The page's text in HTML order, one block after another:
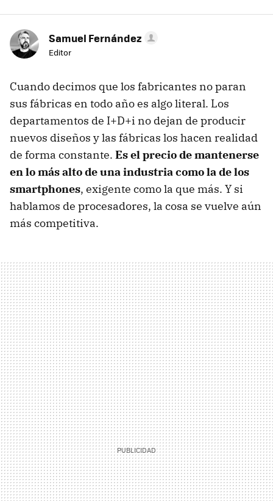
Samuel Fernández
Editor
Cuando decimos que los fabricantes no paran
sus fábricas en todo año es algo literal. Los
departamentos de I+D+i no dejan de producir
nuevos diseños y las fábricas los hacen realidad
de forma constante. Es el precio de mantenerse
en lo más alto de una industria como la de los
smartphones, exigente como la que más. Y si
hablamos de procesadores, la cosa se vuelve aún
más competitiva.